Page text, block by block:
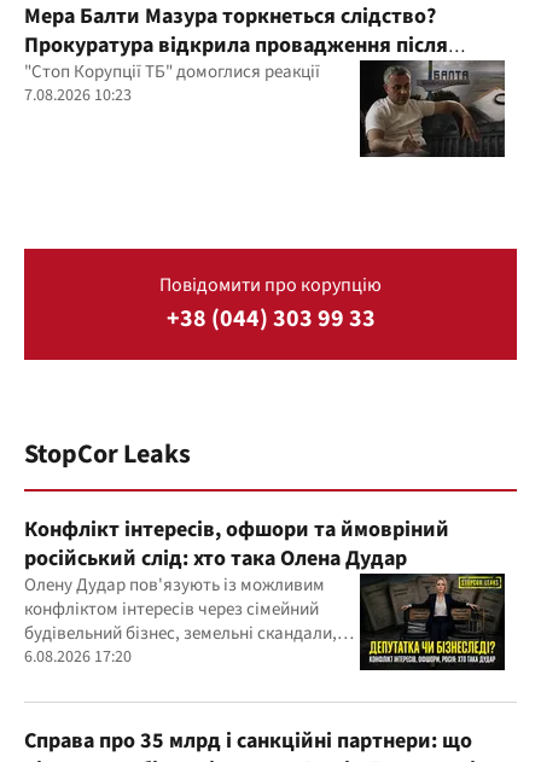
Мера Балти Мазура торкнеться слідство?
Прокуратура відкрила провадження після
розслідування "Стоп Корупції ТБ"
"Стоп Корупції ТБ" домоглися реакції
7.08.2026 10:23
Повідомити про корупцію
+38 (044) 303 99 33
StopCor Leaks
Конфлікт інтересів, офшори та ймовріний
російський слід: хто така Олена Дудар
Олену Дудар пов'язують із можливим
конфліктом інтересів через сімейний
будівельний бізнес, земельні скандали,
судові справи
6.08.2026 17:20
Справа про 35 млрд і санкційні партнери: що